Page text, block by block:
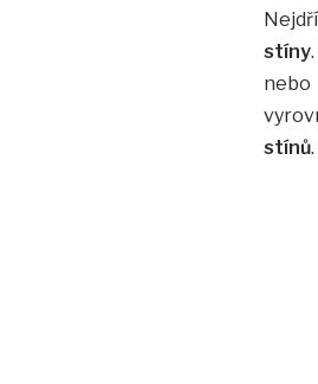
stíny
stínů